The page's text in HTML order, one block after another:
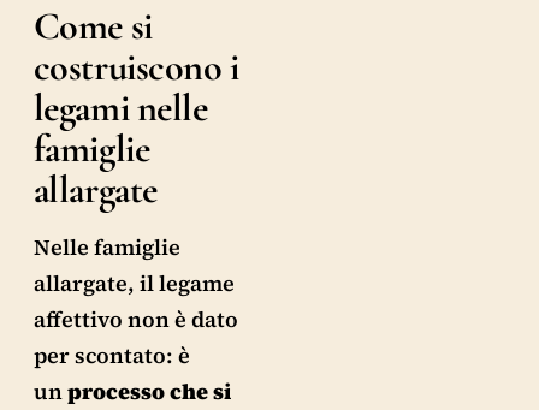
Come si
costruiscono i
legami nelle
famiglie
allargate
Nelle famiglie
allargate, il legame
affettivo non è dato
per scontato: è
unprocesso che si